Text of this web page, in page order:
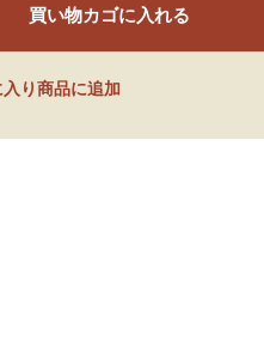
買い物カゴに入れる
入り商品に追加